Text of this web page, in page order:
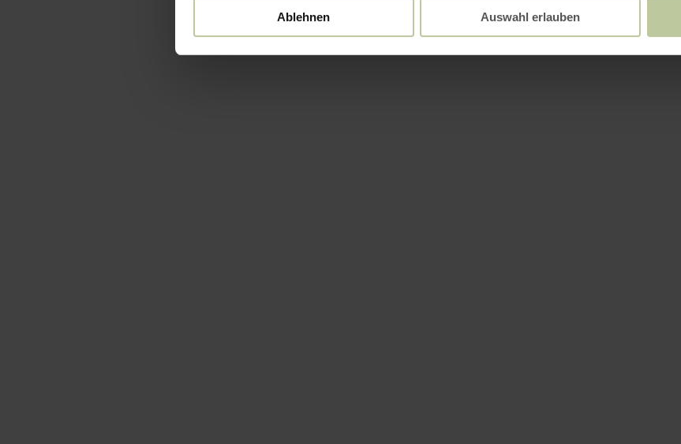
Ablehnen Auswahl erlauben